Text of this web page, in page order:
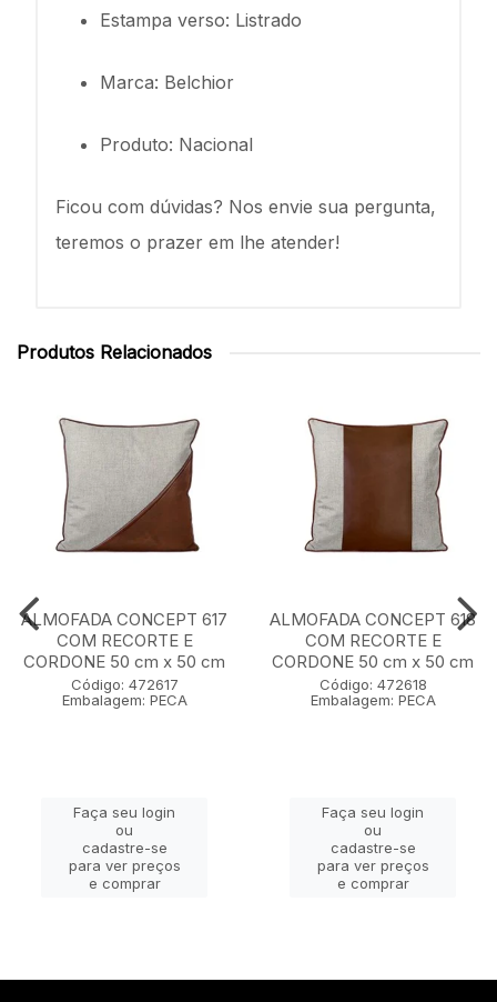
Estampa verso: Listrado
Marca: Belchior
Produto: Nacional
Ficou com dúvidas? Nos envie sua pergunta,
teremos o prazer em lhe atender!
Produtos Relacionados
ALMOFADA CONCEPT 617
COM RECORTE E
CORDONE 50 cm x 50 cm
Código: 472617
Embalagem: PECA
Faça seu login
ou
cadastre-se
para ver preços
e comprar
ALMOFADA CONCEPT 618
COM RECORTE E
CORDONE 50 cm x 50 cm
Código: 472618
Embalagem: PECA
Faça seu login
ou
cadastre-se
para ver preços
e comprar